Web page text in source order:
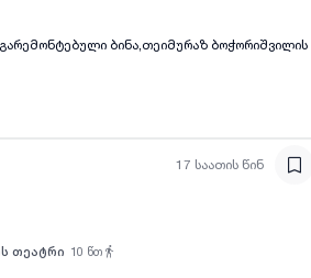
კორპუსში 52 კვ გარემონტებული ბინა,თეიმურაზ
17 საათის წინ
თეატრი 10 წთ